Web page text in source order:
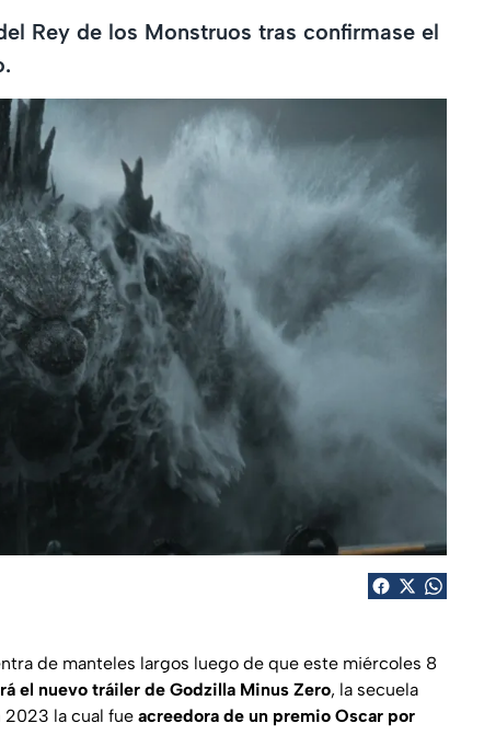
Rey de los Monstruos tras confirmase el
de manteles largos luego de que este miércoles 8
el nuevo tráiler de Godzilla Minus Zero, la secuela
2023 la cual fue acreedora de un premio Oscar por